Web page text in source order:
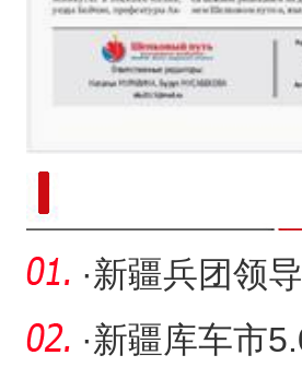
·新疆兵团领
有企业
·新疆库车市